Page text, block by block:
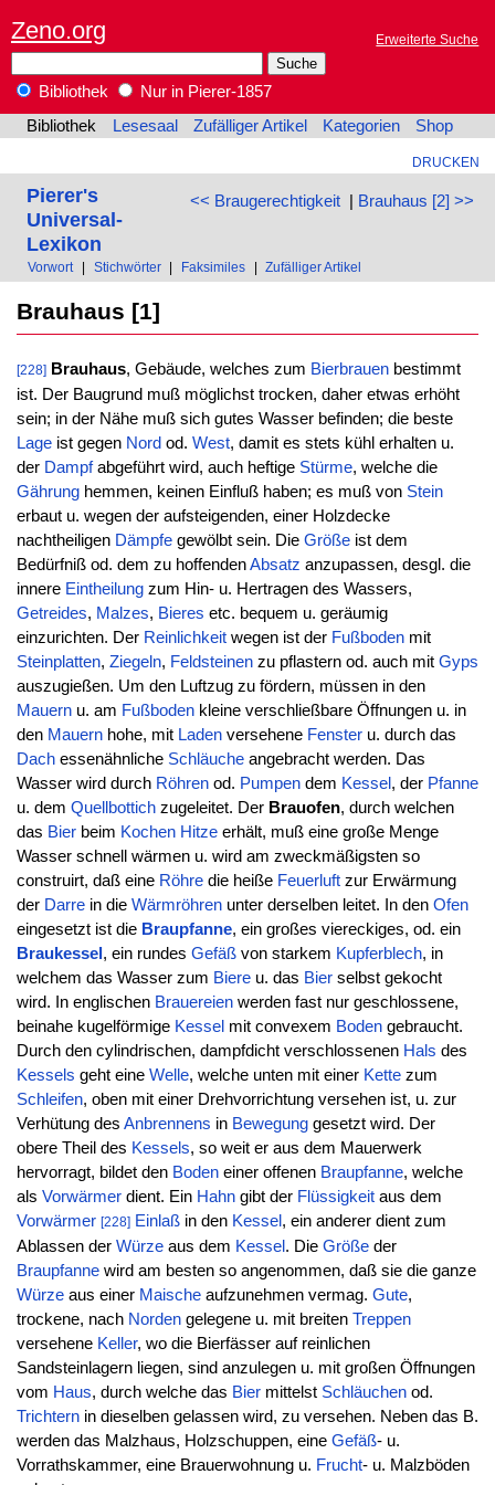
Zeno.org Erweiterte Suche
Bibliothek
Nur in Pierer-1857
Bibliothek
Lesesaal Zufälliger Artikel Kategorien Shop
DRUCKEN
<< Braugerechtigkeit| Brauhaus [2] >>
Pierer's
Universal-
Lexikon
Vorwort Stichwörter Faksimiles Zufälliger Artikel
Brauhaus [1]
[228] Brauhaus, Gebäude, welches zum Bierbrauenbestimmt
ist. Der Baugrund muß möglichst trocken, daher etwas erhöht
sein; in der Nähe muß sich gutes Wasser befinden; die beste
Lageist gegen Nord od. West, damit es stets kühl erhalten u.
der Dampfabgeführt wird, auch heftige Stürme, welche die
Gährunghemmen, keinen Einfluß haben; es muß von Stein
erbaut u. wegen der aufsteigenden, einer Holzdecke
nachtheiligen Dämpfegewölbt sein. Die Größeist dem
Bedürfniß od. dem zu hoffendenAbsatz anzupassen, desgl. die
innere Eintheilungzum Hin- u. Hertragen des Wassers,
Getreides, Malzes, Bieres etc. bequem u. geräumig
einzurichten. Der Reinlichkeitwegen ist der Fußbodenmit
Steinplatten, Ziegeln, Feldsteinenzu pflastern od. auch mit Gyps
auszugießen. Um den Luftzug zu fördern, müssen in den
Mauernu. am Fußbodenkleine verschließbare Öffnungen u. in
den Mauernhohe, mit Ladenversehene Fensteru. durch das
Dachessenähnliche Schläucheangebracht werden. Das
Wasser wird durch Röhrenod. Pumpendem Kessel , der Pfanne
u. dem Quellbottichzugeleitet. Der Brauofen, durch welchen
das Bierbeim Kochen Hitzeerhält, muß eine große Menge
Wasser schnell wärmen u. wird am zweckmäßigsten so
construirt, daß eine Röhredie heiße Feuerluftzur Erwärmung
der Darrein die Wärmröhrenunter derselben leitet. In den Ofen
eingesetzt ist die Braupfanne, ein großes viereckiges, od. ein
Braukessel , ein rundes Gefäßvon starkem Kupferblech, in
welchem das Wasser zum Biereu. das Bierselbst gekocht
wird. In englischen Brauereienwerden fast nur geschlossene,
beinahe kugelförmige Kessel mit convexem Bodengebraucht.
Durch den cylindrischen, dampfdicht verschlossenen Hals des
Kessels geht eine Welle, welche unten mit einer Kettezum
Schleifen, oben mit einer Drehvorrichtung versehen ist, u. zur
Verhütung des Anbrennens in Bewegunggesetzt wird. Der
obere Theil des Kessels, so weit er aus dem Mauerwerk
hervorragt, bildet den Bodeneiner offenen Braupfanne, welche
als Vorwärmerdient. Ein Hahngibt der Flüssigkeitaus dem
Vorwärmer [228] Einlaßin den Kessel , ein anderer dient zum
Ablassen der Würzeaus dem Kessel . Die Größeder
Braupfannewird am besten so angenommen, daß sie die ganze
Würzeaus einer Maischeaufzunehmen vermag. Gute,
trockene, nach Nordengelegene u. mit breiten Treppen
versehene Keller, wo die Bierfässer auf reinlichen
Sandsteinlagern liegen, sind anzulegen u. mit großen Öffnungen
vom Haus, durch welche das Biermittelst Schläuchenod.
Trichternin dieselben gelassen wird, zu versehen. Neben das B.
werden das Malzhaus, Holzschuppen, eine Gefäß- u.
Vorrathskammer, eine Brauerwohnung u. Frucht- u. Malzböden